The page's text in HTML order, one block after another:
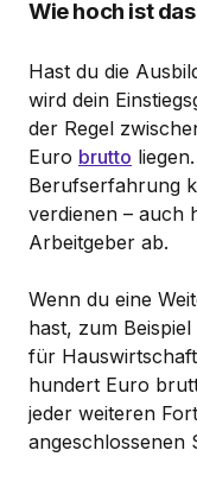
Wie hoch ist
Hast du die
wird dein
der Regel
Euro brutto
Berufserfahrung
verdienen – auch
Arbeitgeber ab.
Wenn du eine
hast, zum
für
hundert Euro
jeder weiteren
angeschlossenen